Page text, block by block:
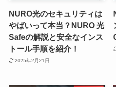
NURO光のセキュリティは
やばいって本当？NURO 光
Safeの解説と安全なインス
トール手順を紹介！
2025年2月21日